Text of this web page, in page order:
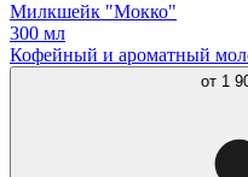
Милкшейк "Мокко"
300 мл
Кофейный и ароматный
от 1